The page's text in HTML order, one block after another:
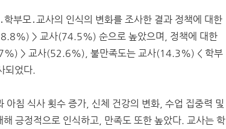
학부모․교사의 인식의 변화를 조사한 결과 정책에 대한
> 교사(74.5%) 순으로 높았으며, 정책에 대한
> 교사(52.6%), 불만족도는 교사(14.3%) < 학부
되었다.
아침 식사 횟수 증가, 신체 건강의 변화, 수업 집중력 및
긍정적으로 인식하고, 만족도 또한 높았다. 교사는 학